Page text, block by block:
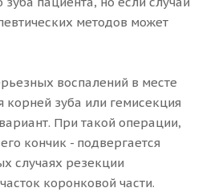
методов может
воспалений в месте
корней зуба или гемисекция
При такой операции,
кончик - подвергается
случаях резекции
коронковой части.